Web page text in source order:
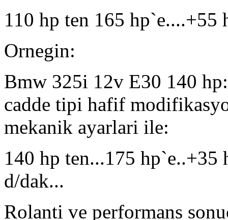
110 hp ten 165
Ornegin:
Bmw 325i 12v E30 140
cadde tipi hafif
mekanik ayarlari ile:
140 hp ten...175
d/dak...
Rolanti ve performans